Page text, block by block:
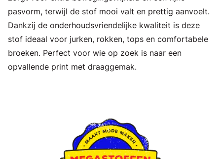
pasvorm, terwijl de stof mooi valt en prettig aanvoelt.
Dankzij de onderhoudsvriendelijke kwaliteit is deze
stof ideaal voor jurken, rokken, tops en comfortabele
broeken. Perfect voor wie op zoek is naar een
opvallende print met draaggemak.